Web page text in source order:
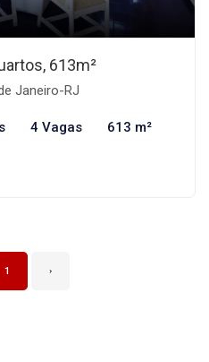
613m²
Janeiro-RJ
4 Vagas 613 m²
1 ›